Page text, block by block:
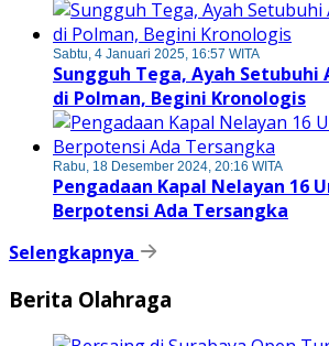
Sabtu, 4 Januari 2025, 16:57 WITA
Sungguh Tega, Ayah Setubuhi
di Polman, Begini Kronologis
Rabu, 18 Desember 2024, 20:16 WITA
Pengadaan Kapal Nelayan 16
Berpotensi Ada Tersangka
Selengkapnya
Berita Olahraga